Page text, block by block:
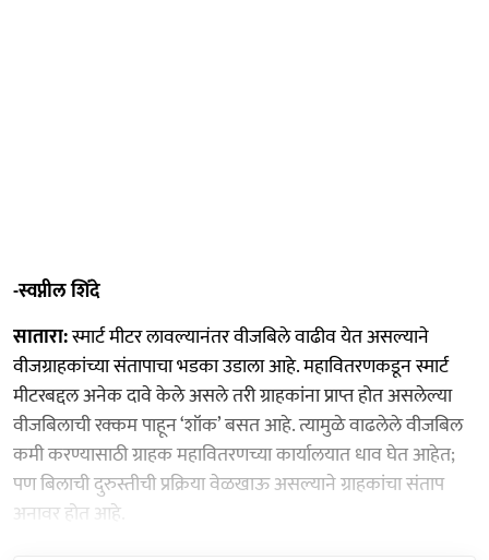
-स्वप्नील शिंदे
सातारा:स्मार्ट मीटर लावल्यानंतर वीजबिले वाढीव येत असल्याने
वीजग्राहकांच्या संतापाचा भडका उडाला आहे. महावितरणकडून स्मार्ट
मीटरबद्दल अनेक दावे केले असले तरी ग्राहकांना प्राप्त होत असलेल्या
वीजबिलाची रक्कम पाहून ‘शॉक’ बसत आहे. त्यामुळे वाढलेले वीजबिल
कमी करण्यासाठी ग्राहक महावितरणच्या कार्यालयात धाव घेत आहेत;
पण बिलाची दुरुस्तीची प्रक्रिया वेळखाऊ असल्याने ग्राहकांचा संताप
अनावर होत आहे.